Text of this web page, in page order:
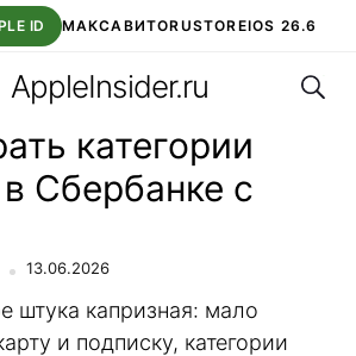
ID МАКСАВИТОRUSTOREIOS 26.6
ВТБ ОНЛАЙН ЧАТ В ROBLOX
AppleInsider.ru
категории
Сбербанке с
13.06.2026
штука капризная: мало
и подписку, категории